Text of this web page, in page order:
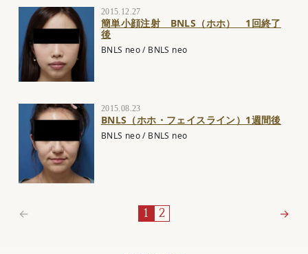
2015.12.27
簡単小顔注射 BNLS（ホホ） 1回終了
後
BNLS neo/ BNLS neo
2015.08.23
BNLS（ホホ・フェイスライン）1週間後
BNLS neo/ BNLS neo
← 1 2 →